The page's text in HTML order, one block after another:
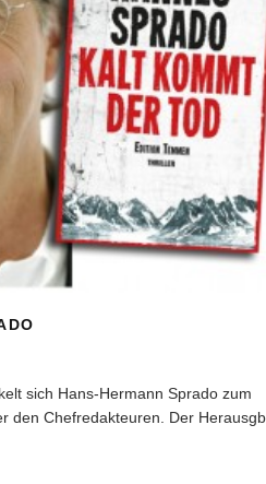
sich Hans-Hermann Sprado zum
den Chefredakteuren. Der